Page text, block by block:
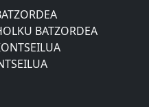
BATZORDEA